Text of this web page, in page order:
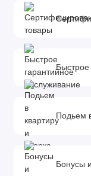
Быстрое
Подьем
Бонусы